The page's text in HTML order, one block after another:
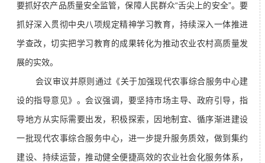
要抓好农产品质量安全监管，保障人民群众“舌尖上的安全”。要
抓好深入贯彻中央八项规定精神学习教育，持续深入一体推进
学查改，切实把学习教育的成果转化为推动农业农村高质量发
展的实效。
会议审议并原则通过《关于加强现代农事综合服务中心建
设的指导意见》。会议强调，要坚持市场主导、政府引导，指
导地方从实际需要出发，积极探索，因地制宜、循序渐进建设
一批现代农事综合服务中心，进一步提升服务质效，做到集约
建设、持续运营，推动健全便捷高效的农业社会化服务体系，